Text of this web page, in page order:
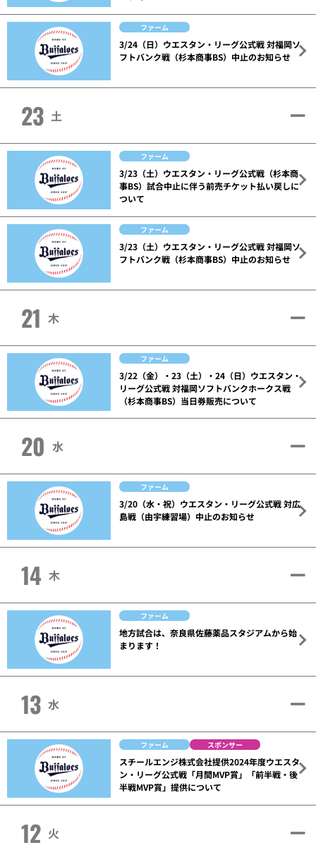
ファーム
3/24（日）ウエスタン・リーグ公式戦 対福岡ソ
フトバンク戦（杉本商事BS）中止のお知らせ
23 土
ファーム
3/23（土）ウエスタン・リーグ公式戦（杉本商
事BS）試合中止に伴う前売チケット払い戻しに
ついて
ファーム
3/23（土）ウエスタン・リーグ公式戦 対福岡ソ
フトバンク戦（杉本商事BS）中止のお知らせ
21 木
ファーム
3/22（金）・23（土）・24（日）ウエスタン・
リーグ公式戦 対福岡ソフトバンクホークス戦
（杉本商事BS）当日券販売について
20 水
ファーム
3/20（水・祝）ウエスタン・リーグ公式戦 対広
島戦（由宇練習場）中止のお知らせ
14 木
ファーム
地方試合は、奈良県佐藤薬品スタジアムから始
まります！
13 水
ファーム スポンサー
スチールエンジ株式会社提供2024年度ウエスタ
ン・リーグ公式戦「月間MVP賞」「前半戦・後
半戦MVP賞」提供について
12 火